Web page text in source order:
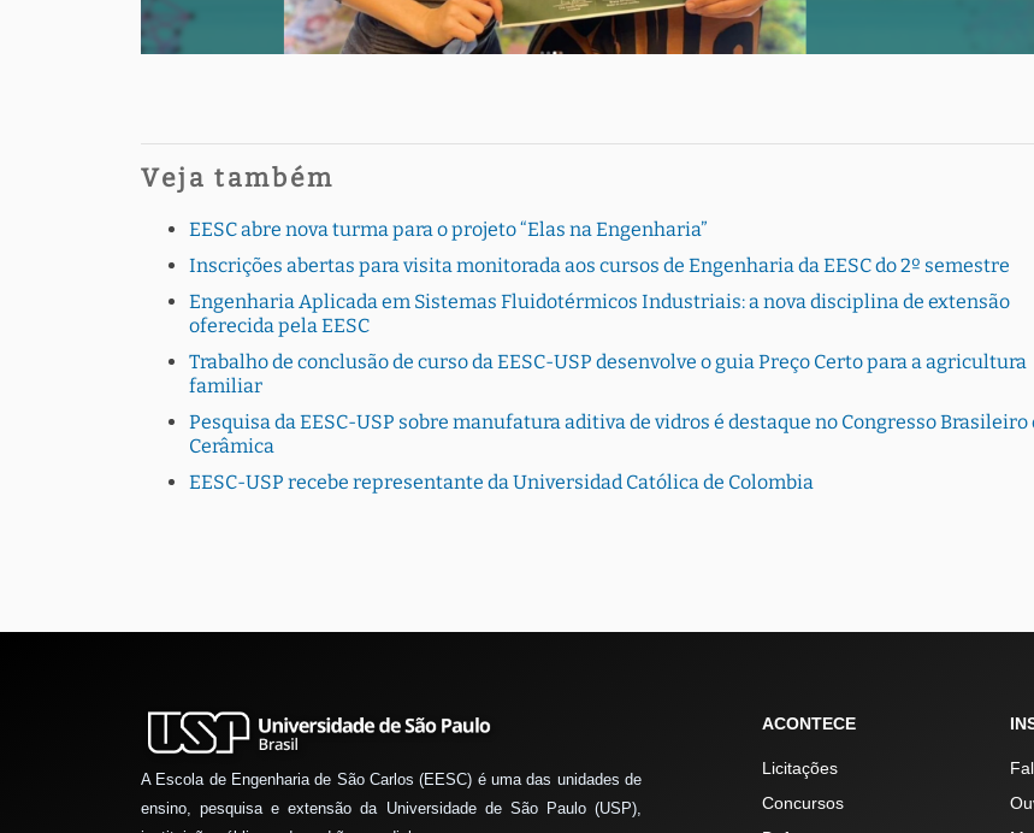
Veja também
EESC abre nova turma para o projeto “Elas na Engenharia”
Inscrições abertas para visita monitorada aos cursos de Engenharia da EESC do 2º semestre
Engenharia Aplicada em Sistemas Fluidotérmicos Industriais: a nova disciplina de extensão
oferecida pela EESC
Trabalho de conclusão de curso da EESC-USP desenvolve o guia Preço Certo para a agricultura
familiar
Pesquisa da EESC-USP sobre manufatura aditiva de vidros é destaque no Congresso Brasileiro
Cerâmica
EESC-USP recebe representante da Universidad Católica de Colombia
A Escola de Engenharia de São Carlos (EESC) é uma das unidades de
ensino, pesquisa e extensão da Universidade de São Paulo (USP),
ACONTECE
Licitações
Concursos